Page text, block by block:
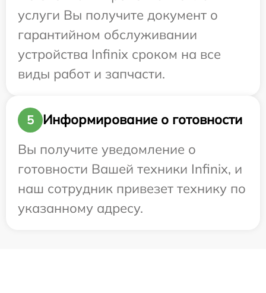
услуги Вы получите документ о
гарантийном обслуживании
устройства Infinix сроком на все
виды работ и запчасти.
5
Информирование о готовности
Вы получите уведомление о
готовности Вашей техники Infinix, и
наш сотрудник привезет технику по
указанному адресу.